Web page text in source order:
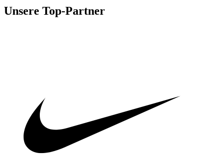
Unsere Top-Partner